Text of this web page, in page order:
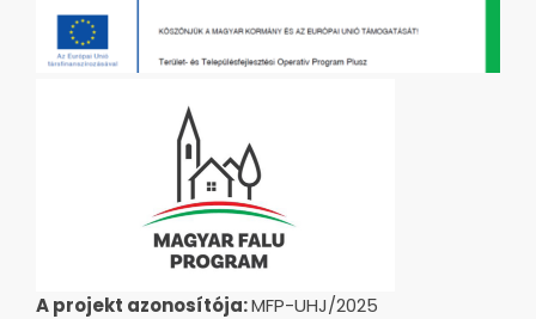
A projekt azonosítója:MFP-UHJ/2025